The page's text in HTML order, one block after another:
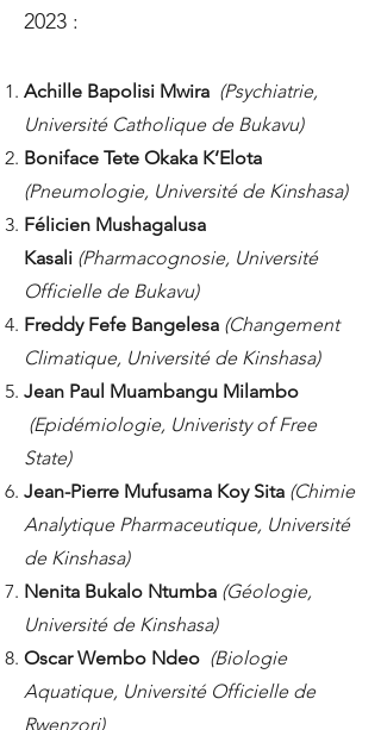
2023 :
Achille Bapolisi Mwira (Psychiatrie,
Université Catholique de Bukavu)
Boniface Tete Okaka K’Elota
(Pneumologie, Université de Kinshasa)
Félicien Mushagalusa
Kasali (Pharmacognosie, Université
Officielle de Bukavu)
Freddy Fefe Bangelesa (Changement
Climatique, Université de Kinshasa)
Jean Paul Muambangu Milambo
(Epidémiologie, Univeristy of Free
State)
Jean-Pierre Mufusama Koy Sita (Chimie
Analytique Pharmaceutique, Université
de Kinshasa)
Nenita Bukalo Ntumba (Géologie,
Université de Kinshasa)
Oscar Wembo Ndeo (Biologie
Aquatique, Université Officielle de
Rwenzori)